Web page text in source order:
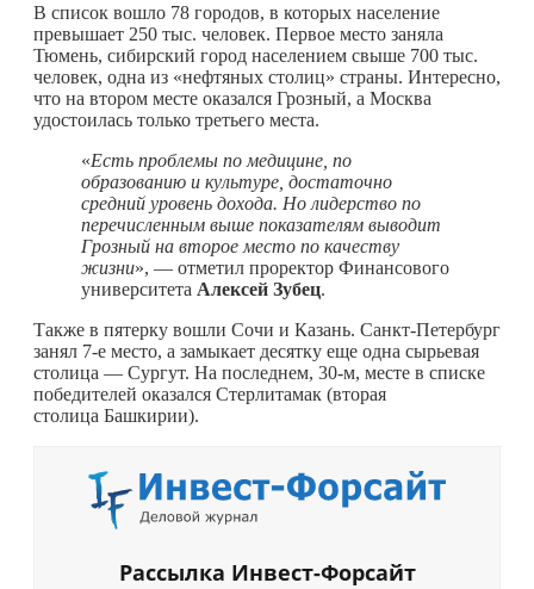
В список вошло 78 городов, в которых население
превышает 250 тыс. человек. Первое место заняла
Тюмень, сибирский город населением свыше 700 тыс.
человек, одна из «нефтяных столиц» страны. Интересно,
что на втором месте оказался Грозный, а Москва
удостоилась только третьего места.
«Есть проблемы по медицине, по
образованию и культуре, достаточно
средний уровень дохода. Но лидерство по
перечисленным выше показателям выводит
Грозный на второе место по качеству
жизни», — отметил проректор Финансового
университета Алексей Зубец.
Также в пятерку вошли Сочи и Казань. Санкт-Петербург
занял 7-е место, а замыкает десятку еще одна сырьевая
столица — Сургут. На последнем, 30-м, месте в списке
победителей оказался Стерлитамак (вторая
столица Башкирии).
Рассылка Инвест-Форсайт